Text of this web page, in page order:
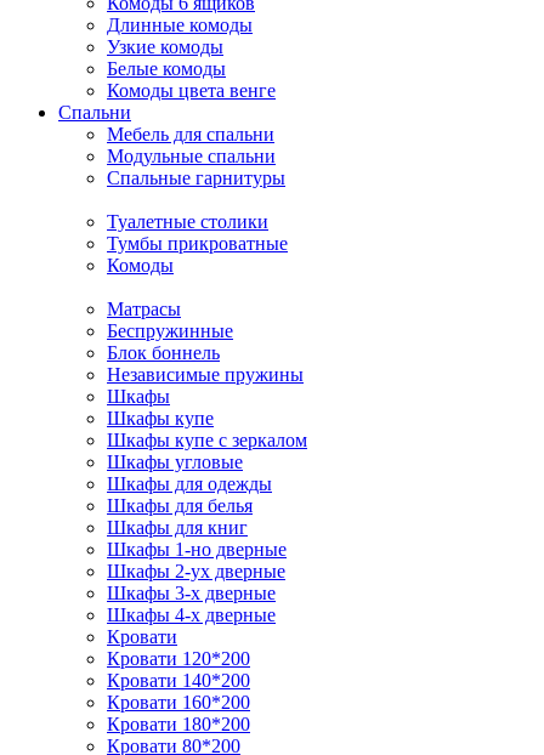
Длинные комоды
Узкие комоды
Белые комоды
Комоды цвета венге
Спальни
Мебель для спальни
Модульные спальни
Спальные гарнитуры
Туалетные столики
Тумбы прикроватные
Комоды
Матрасы
Беспружинные
Блок боннель
Независимые пружины
Шкафы
Шкафы купе
Шкафы купе с зеркалом
Шкафы угловые
Шкафы для одежды
Шкафы для белья
Шкафы для книг
Шкафы 1-но дверные
Шкафы 2-ух дверные
Шкафы 3-х дверные
Шкафы 4-х дверные
Кровати
Кровати 120*200
Кровати 140*200
Кровати 160*200
Кровати 180*200
Кровати 80*200